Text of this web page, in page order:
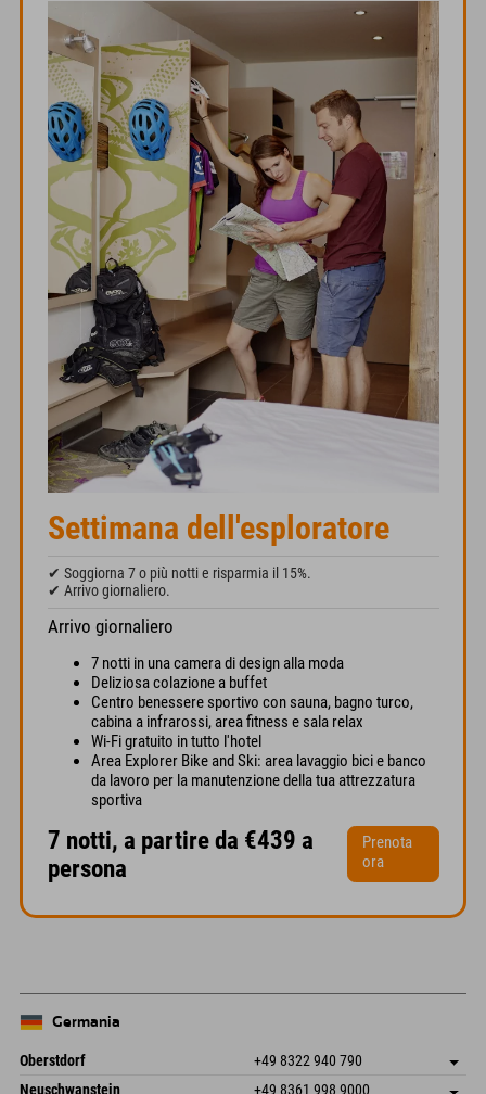
Settimana dell'esploratore
✔ Soggiorna 7 o più notti e risparmia il 15%.
✔ Arrivo giornaliero.
Arrivo giornaliero
7 notti in una camera di design alla moda
Deliziosa colazione a buffet
Centro benessere sportivo con sauna, bagno turco,
cabina a infrarossi, area fitness e sala relax
Wi-Fi gratuito in tutto l'hotel
Area Explorer Bike and Ski: area lavaggio bici e banco
da lavoro per la manutenzione della tua attrezzatura
sportiva
7 notti, a partire da €439 a
persona
Prenota
ora
Germania
Oberstdorf +49 8322 940 790
An der Breitach 3
Salva indirizzo
Neuschwanstein +49 8361 998 9000